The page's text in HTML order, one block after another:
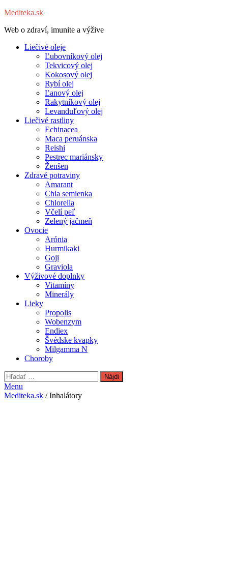
Mediteka.sk
Web o zdraví, imunite a výžive
Liečivé oleje
Ľubovníkový olej
Tekvicový olej
Kokosový olej
Rybí olej
Ľanový olej
Rakytníkový olej
Levanduľový olej
Liečivé rastliny
Echinacea
Maca peruánska
Reishi
Pestrec mariánsky
Ženšen
Zdravé potraviny
Amarant
Chia semienka
Chlorella
Včelí peľ
Zelený jačmeň
Ovocie
Arónia
Hurmikaki
Goji
Graviola
Výživové doplnky
Vitamíny
Minerály
Lieky
Propolis
Wobenzym
Endiex
Švédske kvapky
Milgamma N
Choroby
Hľadať:
Menu
Mediteka.sk / Inhalátory